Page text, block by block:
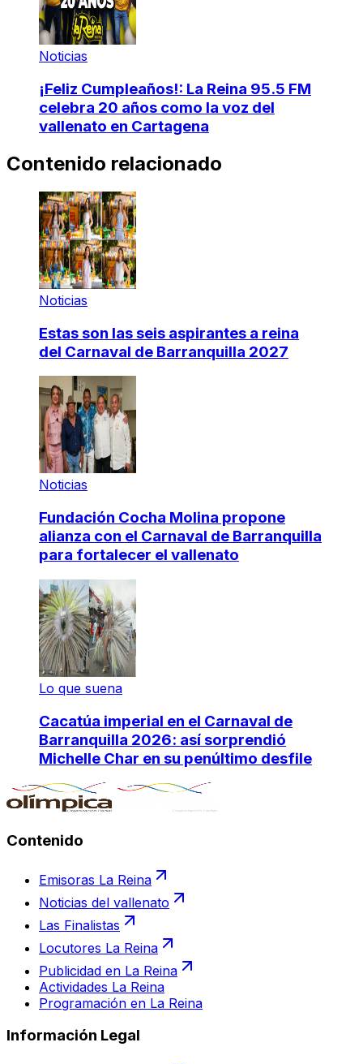
Noticias
¡Feliz Cumpleaños!: La Reina 95.5 FM
celebra 20 años como la voz del
vallenato en Cartagena
Contenido relacionado
Noticias
Estas son las seis aspirantes a reina
del Carnaval de Barranquilla 2027
Noticias
Fundación Cocha Molina propone
alianza con el Carnaval de Barranquilla
para fortalecer el vallenato
Lo que suena
Cacatúa imperial en el Carnaval de
Barranquilla 2026: así sorprendió
Michelle Char en su penúltimo desfile
Contenido
Emisoras La Reina
Noticias del vallenato
Las Finalistas
Locutores La Reina
Publicidad en La Reina
Actividades La Reina
Programación en La Reina
Información Legal